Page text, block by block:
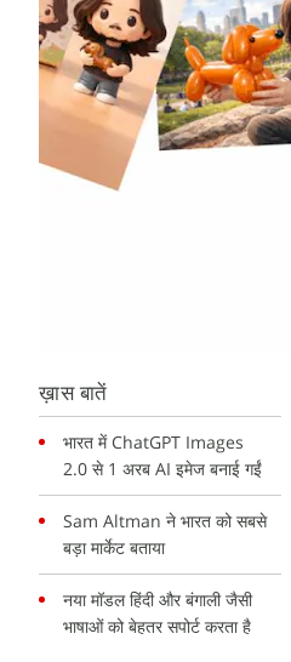
ख़ास बातें
भारत में ChatGPT Images
2.0 से 1 अरब AI इमेज बनाई गईं
Sam Altman ने भारत को सबसे
बड़ा मार्केट बताया
नया मॉडल हिंदी और बंगाली जैसी
भाषाओं को बेहतर सपोर्ट करता है